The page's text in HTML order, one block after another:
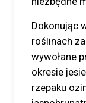
Dokonując
roślinach
wywołane
okresie
rzepaku